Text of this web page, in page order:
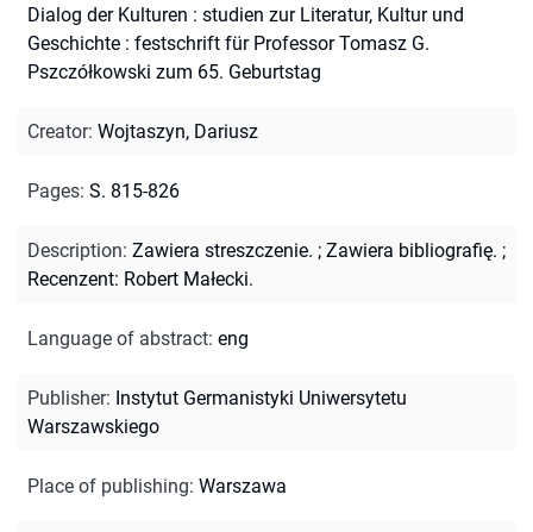
Dialog der Kulturen : studien zur Literatur, Kultur und
Geschichte : festschrift für Professor Tomasz G.
Pszczółkowski zum 65. Geburtstag
Creator: Wojtaszyn, Dariusz
Pages: S. 815-826
Description: Zawiera streszczenie. ; Zawiera bibliografię. ;
Recenzent: Robert Małecki.
Language of abstract: eng
Publisher: Instytut Germanistyki Uniwersytetu
Warszawskiego
Place of publishing: Warszawa